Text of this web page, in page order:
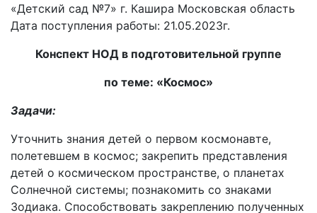
«Детский сад №7» г. Кашира Московская область
Дата поступления работы: 21.05.2023г.
Конспект НОД в подготовительной группе
по теме: «Космос»
Задачи:
Уточнить знания детей о первом космонавте,
полетевшем в космос; закрепить представления
детей о космическом пространстве, о планетах
Солнечной системы; познакомить со знаками
Зодиака. Способствовать закреплению полученных